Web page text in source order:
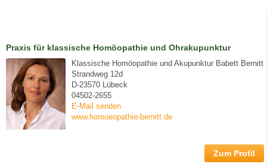
Praxis für klassische Homöopathie und Ohrakupunktur
Klassische Homöopathie und Akupunktur Babett Bernitt
Strandweg 12d
D-23570 Lübeck
04502-2655
E-Mail senden
www.homoeopathie-bernitt.de
Zum Profil